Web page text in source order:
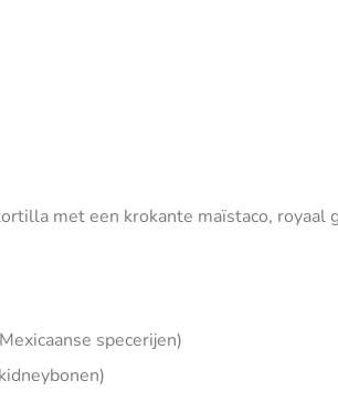
met een krokante maïstaco,
specerijen)